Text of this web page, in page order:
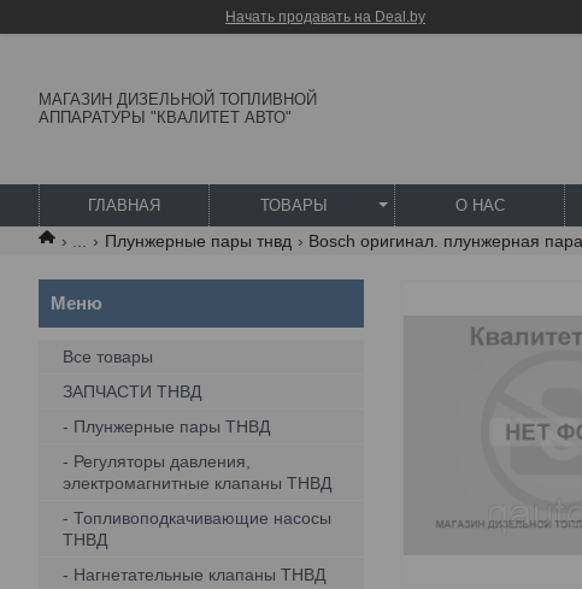
Начать продавать на Deal.by
МАГАЗИН ДИЗЕЛЬНОЙ ТОПЛИВНОЙ
АППАРАТУРЫ "КВАЛИТЕТ АВТО"
ГЛАВНАЯ ТОВАРЫ О НАС
Плунжерные пары тнвд Bosch оригинал. плунжерная
Все товары
ЗАПЧАСТИ ТНВД
- Плунжерные пары ТНВД
- Регуляторы давления,
электромагнитные клапаны ТНВД
- Топливоподкачивающие насосы
ТНВД
- Нагнетательные клапаны ТНВД